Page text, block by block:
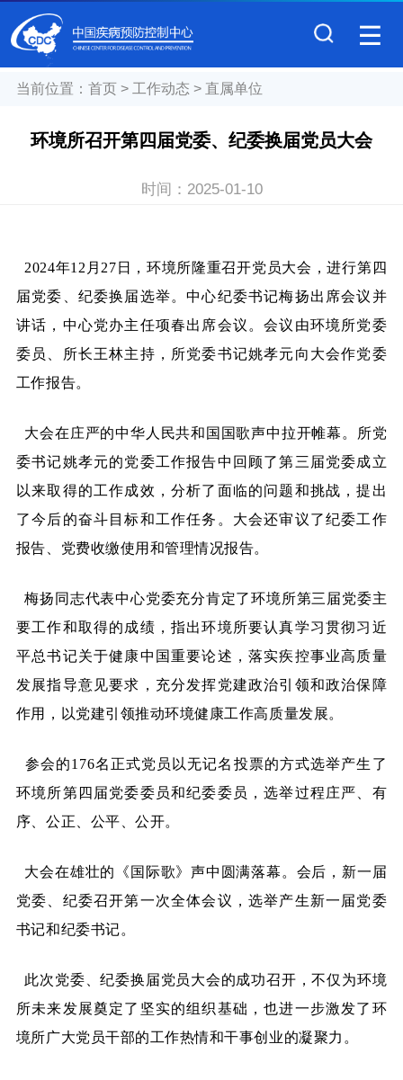
当前位置： 首页> 工作动态 > 直属单位
环境所召开第四届党委、纪委换届党员大会
时间： 2025-01-10
2024年12月27日，环境所隆重召开党员大会，进行第四
届党委、纪委换届选举。中心纪委书记梅扬出席会议并
讲话，中心党办主任项春出席会议。会议由环境所党委
委员、所长王林主持，所党委书记姚孝元向大会作党委
工作报告。
大会在庄严的中华人民共和国国歌声中拉开帷幕。所党
委书记姚孝元的党委工作报告中回顾了第三届党委成立
以来取得的工作成效，分析了面临的问题和挑战，提出
了今后的奋斗目标和工作任务。大会还审议了纪委工作
报告、党费收缴使用和管理情况报告。
梅扬同志代表中心党委充分肯定了环境所第三届党委主
要工作和取得的成绩，指出环境所要认真学习贯彻习近
平总书记关于健康中国重要论述，落实疾控事业高质量
发展指导意见要求，充分发挥党建政治引领和政治保障
作用，以党建引领推动环境健康工作高质量发展。
参会的176名正式党员以无记名投票的方式选举产生了
环境所第四届党委委员和纪委委员，选举过程庄严、有
序、公正、公平、公开。
大会在雄壮的《国际歌》声中圆满落幕。会后，新一届
党委、纪委召开第一次全体会议，选举产生新一届党委
书记和纪委书记。
此次党委、纪委换届党员大会的成功召开，不仅为环境
所未来发展奠定了坚实的组织基础，也进一步激发了环
境所广大党员干部的工作热情和干事创业的凝聚力。